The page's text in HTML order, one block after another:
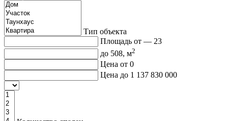
Тип объекта
Площадь от — 23
до 508, м2
Цена от 0
Цена до 1 137 830 000